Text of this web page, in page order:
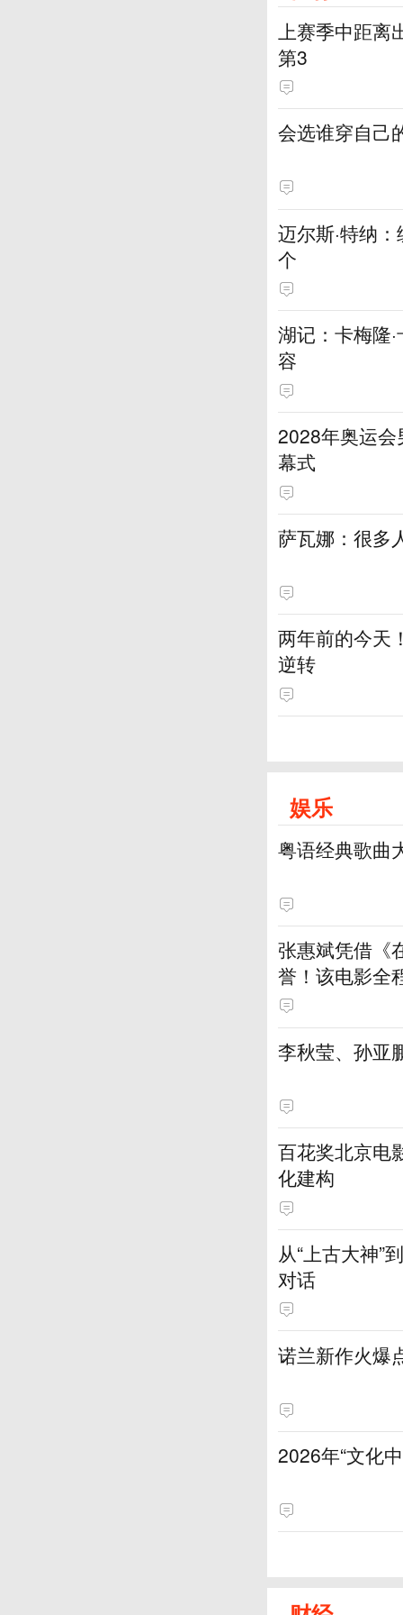
上赛季中距
第3
会选谁穿自己
迈尔斯·特纳
个
湖记：卡梅隆
容
2028年奥运
幕式
萨瓦娜：很多
两年前的今天
逆转
娱乐
粤语经典歌曲
张惠斌凭借《
誉！该电影全
土演员
李秋莹、孙亚
百花奖北京电
化建构
从“上古大神”
对话
诺兰新作火爆
2026年“文化